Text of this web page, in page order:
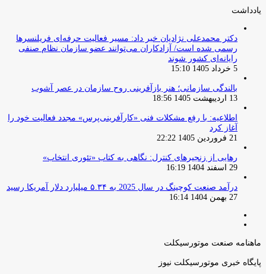
یادداشت
دکتر محمدعلی نژادیان خبر داد: مسیر فعالیت حرفه‌ای فریلنسرها
رسمی شده است/ آزادکاران می‌توانند عضو سازمان نظام صنفی
رایانه‌ای کشور شوند
5 خرداد 1405 15:10
بالندگی سازمانی؛ هنر بازآفرینی روح سازمان در عصر آشوب
13 اردیبهشت 1405 18:56
اطلاعیه: با رفع مشکلات فنی «کارآفرینی‌پرس» مجدد فعالیت خود را
آغاز کرد
21 فروردین 1405 22:22
رهایی از زنجیرهای کنترل: نگاهی به کتاب «تئوری انتخاب»
29 اسفند 1404 16:19
درآمد صنعت کوچینگ در سال 2025 به ۵.۳۴ میلیارد دلار آمریکا رسید
27 بهمن 1404 16:14
ماهنامه صنعت موتورسیکلت
پایگاه خبری موتورسیکلت نیوز